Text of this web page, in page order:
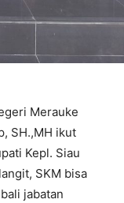
Merauke
SH.,MH ikut
Kepl. Siau
SKM bisa
jabatan